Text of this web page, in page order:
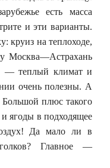
есть масса
и эти варианты.
круиз на теплоходе,
Москва—Астрахань
— теплый климат и
очень полезны. А
Большой плюс такого
ягоды в подходящее
Да мало ли в
Главное —